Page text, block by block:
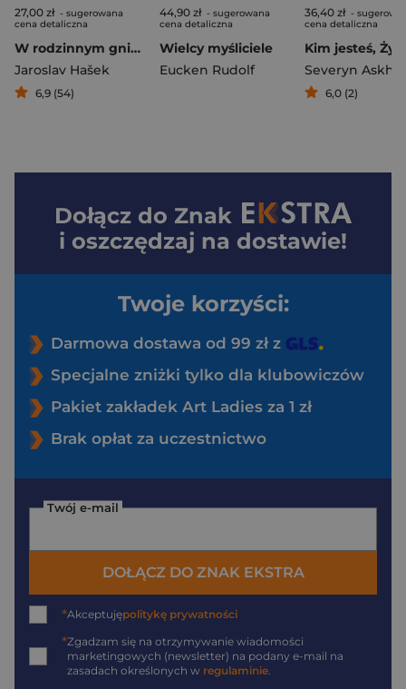
27,00 zł - sugerowana
cena detaliczna
W rodzinnym gnieździe i inne historie wyd. 3
Jaroslav Hašek
6,9 (54)
44,90 zł - sugerowana
cena detaliczna
Wielcy myśliciele
Eucken Rudolf
36,40 zł -
cena detaliczna
Kim jesteś,
Severyn
6,0 (2)
Dołącz do Znak
i oszczędzaj na dostawie!
Twoje korzyści:
Darmowa dostawa od 99 zł z
Specjalne zniżki tylko dla klubowiczów
Pakiet zakładek Art Ladies za 1 zł
Brak opłat za uczestnictwo
Twój e-mail
DOŁĄCZ DO ZNAK EKSTRA
*Akceptujępolitykę prywatności
*Zgadzam się na otrzymywanie wiadomości
marketingowych (newsletter) na podany e-mail na
zasadach określonych w regulaminie